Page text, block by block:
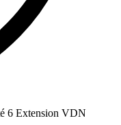
6 Extension VDN